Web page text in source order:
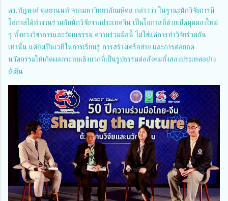
ดร.ทัฏพงศ์ ตุลยานนท์ จากมหาวิทยาลัยมหิดล กล่าวว่า ในฐานะนักวิจัยการมี
โอกาสได้ทำงานร่วมกับนักวิจัยจากประเทศจีน เป็นโอกาสที่ช่วยเปิดมุมมองใหม่
ๆ ทั้งทางวิชาการและวัฒนธรรม ความร่วมมือนี้ ไม่ใช่แค่การทำวิจัยร่วมกัน
เท่านั้น แต่ยังเป็นเวทีในการเรียนรู้ การสร้างเครือข่าย และการต่อยอด
นวัตกรรมให้เกิดผลกระทบเชิงบวกที่เป็นรูปธรรมต่อสังคมทั้งสองประเทศอย่าง
ยั่งยืน